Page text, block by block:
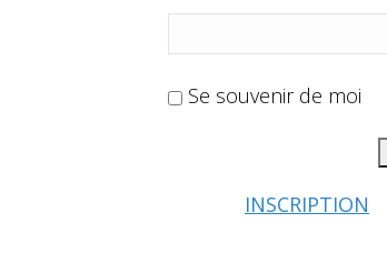
Se souvenir de moi
INSCRIPTION